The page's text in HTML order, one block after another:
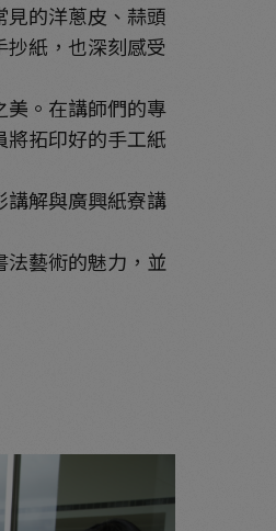
的洋蔥皮、蒜頭
紙，也深刻感受
。在講師們的專
將拓印好的手工紙
解與廣興紙寮講
藝術的魅力，並